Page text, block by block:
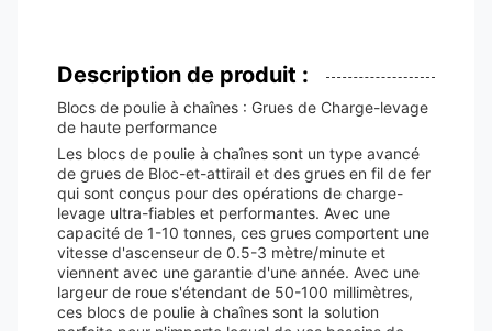
Description de produit :
Blocs de poulie à chaînes : Grues de Charge-levage
de haute performance
Les blocs de poulie à chaînes sont un type avancé
de grues de Bloc-et-attirail et des grues en fil de fer
qui sont conçus pour des opérations de charge-
levage ultra-fiables et performantes. Avec une
capacité de 1-10 tonnes, ces grues comportent une
vitesse d'ascenseur de 0.5-3 mètre/minute et
viennent avec une garantie d'une année. Avec une
largeur de roue s'étendant de 50-100 millimètres,
ces blocs de poulie à chaînes sont la solution